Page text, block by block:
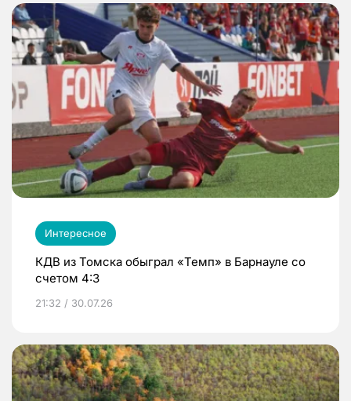
Интересное
КДВ из Томска обыграл «Темп» в Барнауле со
счетом 4:3
21:32 / 30.07.26